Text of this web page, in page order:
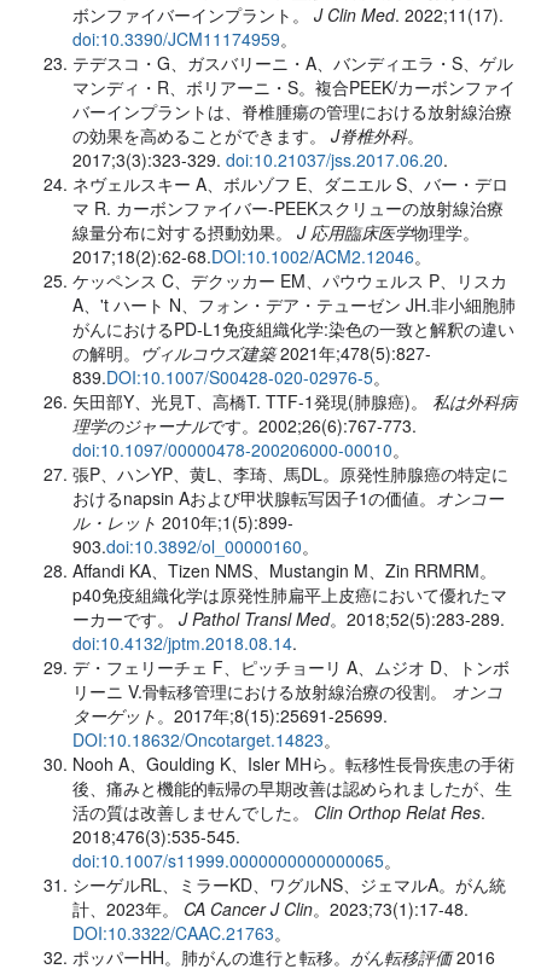
ボンファイバーインプラント。 J Clin Med. 2022;11(17).
doi:10.3390/JCM11174959。
テデスコ・G、ガスバリーニ・A、バンディエラ・S、ゲル
マンディ・R、ボリアーニ・S。複合PEEK/カーボンファイ
バーインプラントは、脊椎腫瘍の管理における放射線治療
の効果を高めることができます。 J脊椎外科。
2017;3(3):323-329. doi:10.21037/jss.2017.06.20.
ネヴェルスキー A、ボルゾフ E、ダニエル S、バー・デロ
マ R. カーボンファイバー-PEEKスクリューの放射線治療
線量分布に対する摂動効果。 J 応用臨床医学物理学。
2017;18(2):62-68.DOI:10.1002/ACM2.12046。
ケッペンス C、デクッカー EM、パウウェルス P、リスカ
A、't ハート N、フォン・デア・テューゼン JH.非小細胞肺
がんにおけるPD-L1免疫組織化学:染色の一致と解釈の違い
の解明。 ヴィルコウズ建築 2021年;478(5):827-
839.DOI:10.1007/S00428-020-02976-5。
矢田部Y、光見T、高橋T. TTF-1発現(肺腺癌)。 私は外科病
理学のジャーナルです。2002;26(6):767-773.
doi:10.1097/00000478-200206000-00010。
張P、ハンYP、黄L、李琦、馬DL。原発性肺腺癌の特定に
おけるnapsin Aおよび甲状腺転写因子1の価値。 オンコー
ル・レット 2010年;1(5):899-
903.doi:10.3892/ol_00000160。
Affandi KA、Tizen NMS、Mustangin M、Zin RRMRM。
p40免疫組織化学は原発性肺扁平上皮癌において優れたマ
ーカーです。 J Pathol Transl Med。2018;52(5):283-289.
doi:10.4132/jptm.2018.08.14.
デ・フェリーチェ F、ピッチョーリ A、ムジオ D、トンボ
リーニ V.骨転移管理における放射線治療の役割。 オンコ
ターゲット 。2017年;8(15):25691-25699.
DOI:10.18632/Oncotarget.14823。
Nooh A、Goulding K、Isler MHら。転移性長骨疾患の手術
後、痛みと機能的転帰の早期改善は認められましたが、生
活の質は改善しませんでした。 Clin Orthop Relat Res.
2018;476(3):535-545.
doi:10.1007/s11999.0000000000000065。
シーゲルRL、ミラーKD、ワグルNS、ジェマルA。がん統
計、2023年。 CA Cancer J Clin。2023;73(1):17-48.
DOI:10.3322/CAAC.21763。
ポッパーHH。肺がんの進行と転移。 がん転移評価 2016